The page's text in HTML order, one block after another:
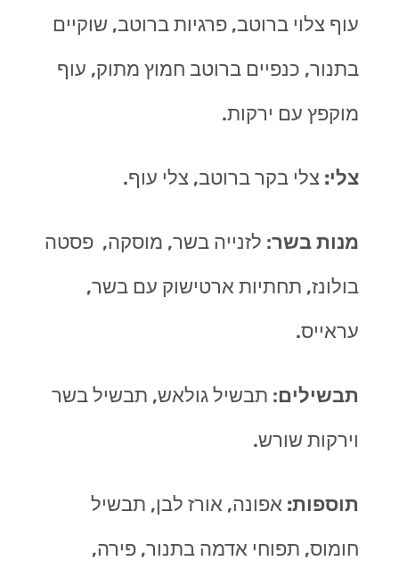
עוף צלוי ברוטב, פרגיות ברוטב, שוקיים
בתנור, כנפיים ברוטב חמוץ מתוק, עוף
מוקפץ עם ירקות.
צלי: צלי בקר ברוטב, צלי עוף.
מנות בשר: לזנייה בשר, מוסקה, פסטה
בולונז, תחתיות ארטישוק עם בשר,
עראייס.
תבשילים: תבשיל גולאש, תבשיל בשר
וירקות שורש.
תוספות: אפונה, אורז לבן, תבשיל
חומוס, תפוחי אדמה בתנור, פירה,